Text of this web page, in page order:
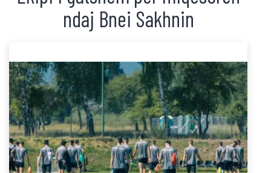
ndaj Bnei Sakhnin